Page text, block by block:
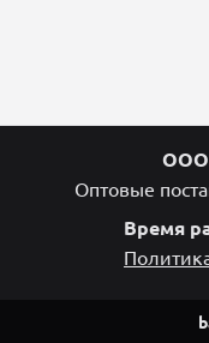
ООО
Оптовые
Время